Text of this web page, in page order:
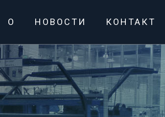
О НОВОСТИ КОНТАКТ